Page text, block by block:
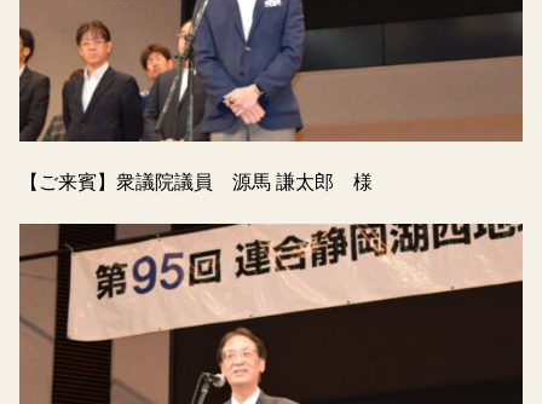
【ご来賓】衆議院議員 源馬 謙太郎 様